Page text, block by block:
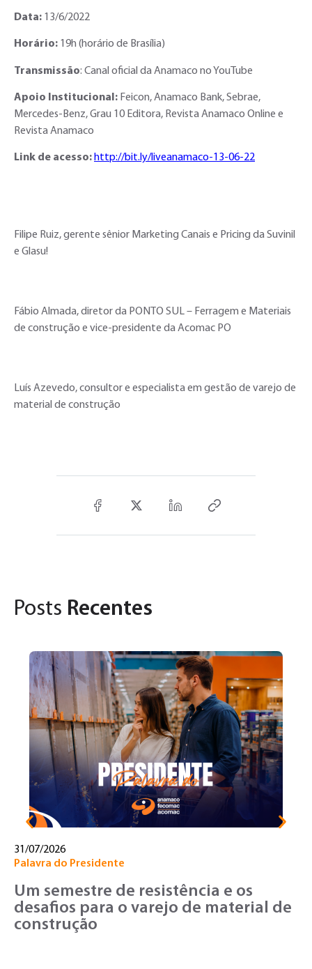
Data: 13/6/2022
Horário: 19h (horário de Brasília)
Transmissão: Canal oficial da Anamaco no YouTube
Apoio Institucional: Feicon, Anamaco Bank, Sebrae,
Mercedes-Benz, Grau 10 Editora, Revista Anamaco Online e
Revista Anamaco
Link de acesso:http://bit.ly/liveanamaco-13-06-22
Filipe Ruiz, gerente sênior Marketing Canais e Pricing da Suvinil
e Glasu!
Fábio Almada, diretor da PONTO SUL – Ferragem e Materiais
de construção e vice-presidente da Acomac PO
Luís Azevedo, consultor e especialista em gestão de varejo de
material de construção
Posts Recentes
31/07/2026
Palavra do Presidente
Um semestre de resistência e os
desafios para o varejo de material de
construção